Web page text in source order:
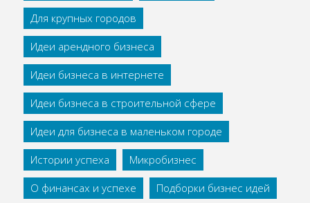
Для крупных городов
Идеи арендного бизнеса
Идеи бизнеса в интернете
Идеи бизнеса в строительной сфере
Идеи для бизнеса в маленьком городе
Истории успеха
Микробизнес
О финансах и успехе
Подборки бизнес идей